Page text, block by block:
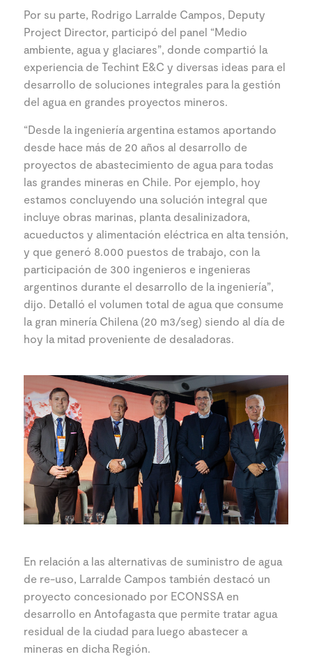
Por su parte, Rodrigo Larralde Campos, Deputy
Project Director, participó del panel “Medio
ambiente, agua y glaciares”, donde compartió la
experiencia de Techint E&C y diversas ideas para el
desarrollo de soluciones integrales para la gestión
del agua en grandes proyectos mineros.
“Desde la ingeniería argentina estamos aportando
desde hace más de 20 años al desarrollo de
proyectos de abastecimiento de agua para todas
las grandes mineras en Chile. Por ejemplo, hoy
estamos concluyendo una solución integral que
incluye obras marinas, planta desalinizadora,
acueductos y alimentación eléctrica en alta tensión,
y que generó 8.000 puestos de trabajo, con la
participación de 300 ingenieros e ingenieras
argentinos durante el desarrollo de la ingeniería”,
dijo. Detalló el volumen total de agua que consume
la gran minería Chilena (20 m3/seg) siendo al día de
hoy la mitad proveniente de desaladoras.
En relación a las alternativas de suministro de agua
de re-uso, Larralde Campos también destacó un
proyecto concesionado por ECONSSA en
desarrollo en Antofagasta que permite tratar agua
residual de la ciudad para luego abastecer a
mineras en dicha Región.